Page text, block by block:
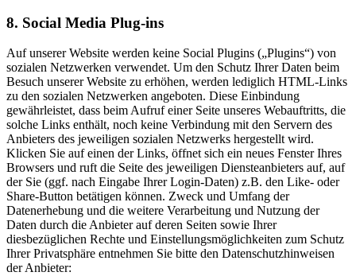
8. Social Media Plug-ins
Auf unserer Website werden keine Social Plugins („Plugins“) von
sozialen Netzwerken verwendet. Um den Schutz Ihrer Daten beim
Besuch unserer Website zu erhöhen, werden lediglich HTML-Links
zu den sozialen Netzwerken angeboten. Diese Einbindung
gewährleistet, dass beim Aufruf einer Seite unseres Webauftritts, die
solche Links enthält, noch keine Verbindung mit den Servern des
Anbieters des jeweiligen sozialen Netzwerks hergestellt wird.
Klicken Sie auf einen der Links, öffnet sich ein neues Fenster Ihres
Browsers und ruft die Seite des jeweiligen Diensteanbieters auf, auf
der Sie (ggf. nach Eingabe Ihrer Login-Daten) z.B. den Like- oder
Share-Button betätigen können. Zweck und Umfang der
Datenerhebung und die weitere Verarbeitung und Nutzung der
Daten durch die Anbieter auf deren Seiten sowie Ihrer
diesbezüglichen Rechte und Einstellungsmöglichkeiten zum Schutz
Ihrer Privatsphäre entnehmen Sie bitte den Datenschutzhinweisen
der Anbieter: